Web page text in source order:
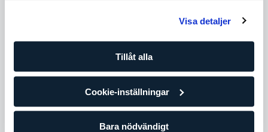
Visa detaljer
Tillåt alla
Cookie-inställningar
Bara nödvändigt
och träningsplan. Om du redan tränar regelmässigt på egen
hand eller på gruppträningsklasser är det här paketet för